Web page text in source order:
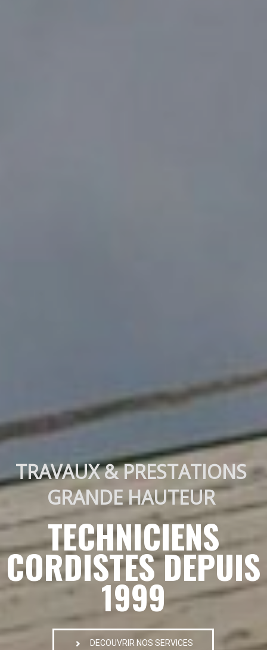
TRAVAUX & PRESTATIONS
GRANDE HAUTEUR
TECHNICIENS
CORDISTES DEPUIS
1999
DECOUVRIR NOS SERVICES